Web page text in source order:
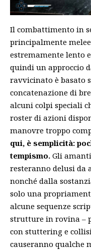
Il combattimento in
principalmente
estremamente lento
quindi un approccio
ravvicinato è basato
concatenazione di
alcuni colpi speciali
roster di azioni
manovre troppo
qui, è semplicità:
tempismo. Gli
resteranno delusi da
nonché dalla
solo una
alcune sequenze
strutture in rovina –
con stuttering e
causeranno qualche